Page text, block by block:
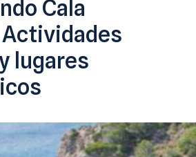
Cala
lugares